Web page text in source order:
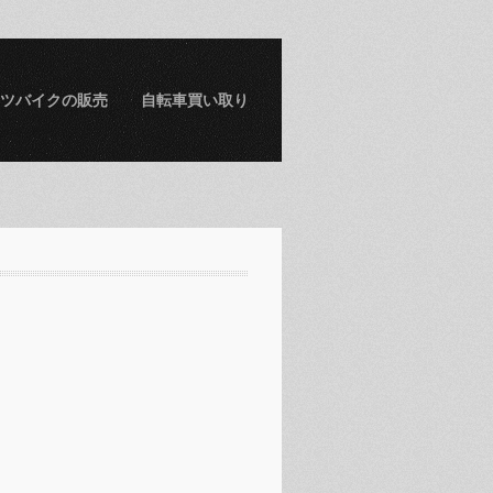
バイクの販売 自転車買い取り